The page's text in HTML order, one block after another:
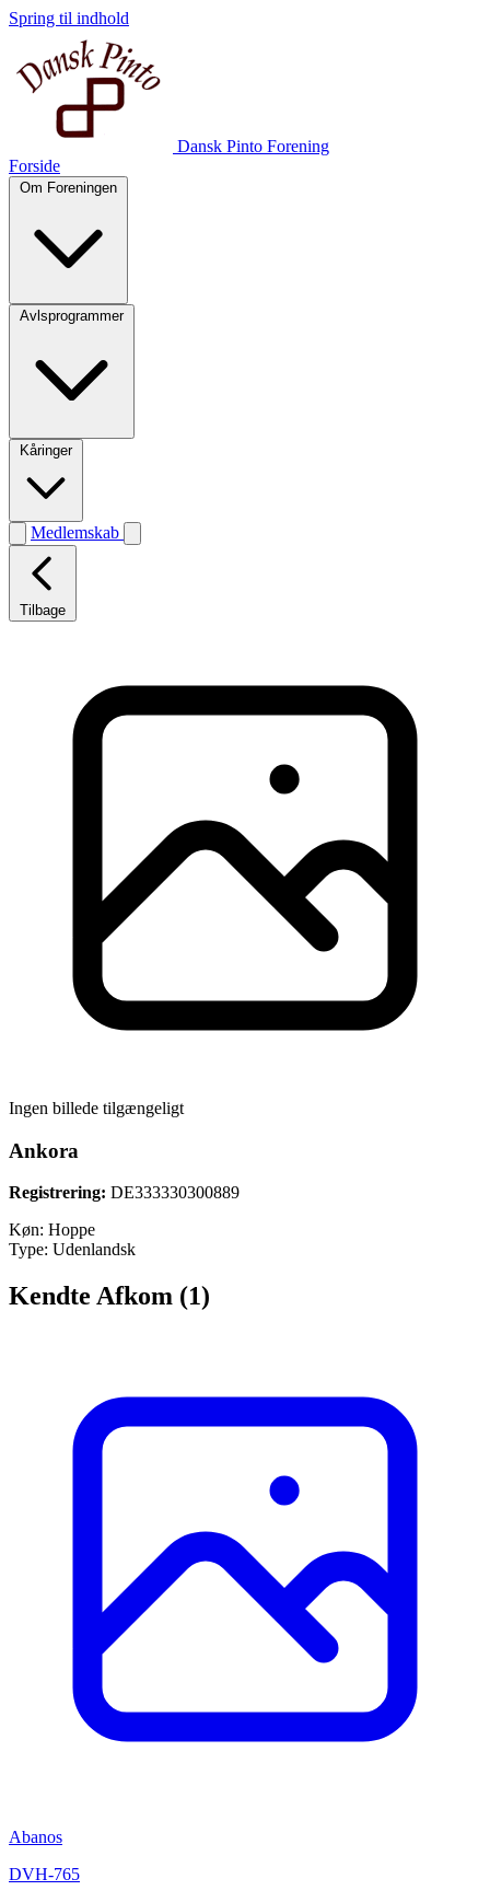
Spring til indhold
Dansk Pinto Forening
Forside
Om Foreningen
Avlsprogrammer
Kåringer
Medlemskab
Tilbage
Ingen billede tilgængeligt
Ankora
Registrering: DE333330300889
Køn: Hoppe
Type: Udenlandsk
Kendte Afkom (1)
Abanos
DVH-765